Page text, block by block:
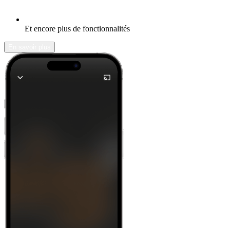
Et encore plus de fonctionnalités